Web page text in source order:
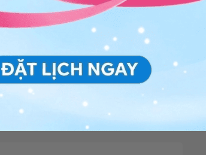
hóa gan, dẫn đến xơ gan và suy gan.
gan ở phần lớn bệnh nhân. Việc
nó làm dừng quá trình tiến triển, và
cần được điều trị ngay lập tức. Các
mức độ nặng của bệnh (dựa
tác dụng phụ của thuốc.